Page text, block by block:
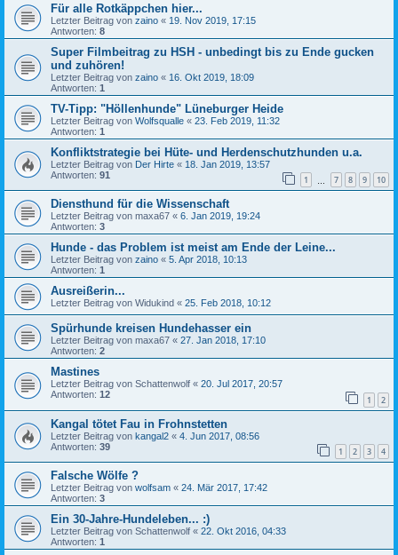
Für alle Rotkäppchen hier...
Letzter Beitrag von zaino « 19. Nov 2019, 17:15
Antworten: 8
Super Filmbeitrag zu HSH - unbedingt bis zu Ende gucken
und zuhören!
Letzter Beitrag von zaino « 16. Okt 2019, 18:09
Antworten: 1
TV-Tipp: "Höllenhunde" Lüneburger Heide
Letzter Beitrag von Wolfsqualle « 23. Feb 2019, 11:32
Antworten: 1
Konfliktstrategie bei Hüte- und Herdenschutzhunden u.a.
Letzter Beitrag von Der Hirte « 18. Jan 2019, 13:57
Antworten: 91 1 7 8 9 10
Diensthund für die Wissenschaft
Letzter Beitrag von maxa67 « 6. Jan 2019, 19:24
Antworten: 3
Hunde - das Problem ist meist am Ende der Leine...
Letzter Beitrag von zaino « 5. Apr 2018, 10:13
Antworten: 1
Ausreißerin...
Letzter Beitrag von Widukind « 25. Feb 2018, 10:12
Spürhunde kreisen Hundehasser ein
Letzter Beitrag von maxa67 « 27. Jan 2018, 17:10
Antworten: 2
Mastines
Letzter Beitrag von Schattenwolf « 20. Jul 2017, 20:57
Antworten: 12 1 2
Kangal tötet Fau in Frohnstetten
Letzter Beitrag von kangal2 « 4. Jun 2017, 08:56
Antworten: 39 1 2 3 4
Falsche Wölfe ?
Letzter Beitrag von wolfsam « 24. Mär 2017, 17:42
Antworten: 3
Ein 30-Jahre-Hundeleben... :)
Letzter Beitrag von Schattenwolf « 22. Okt 2016, 04:33
Antworten: 1